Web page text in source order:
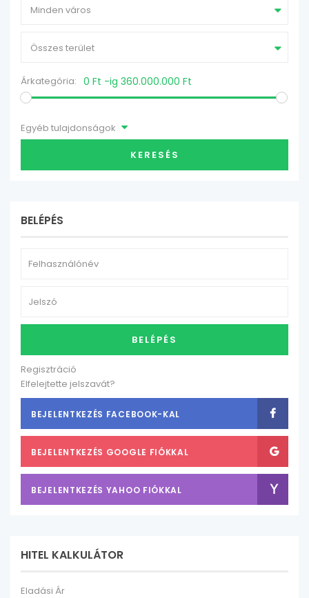
Minden város
Összes terület
Árkategória: 0 Ft -ig 360.000.000 Ft
Egyéb tulajdonságok
KERESÉS
BELÉPÉS
BELÉPÉS
Regisztráció
Elfelejtette jelszavát?
BEJELENTKEZÉS FACEBOOK-KAL
BEJELENTKEZÉS GOOGLE FIÓKKAL
BEJELENTKEZÉS YAHOO FIÓKKAL
HITEL KALKULÁTOR
Eladási Ár